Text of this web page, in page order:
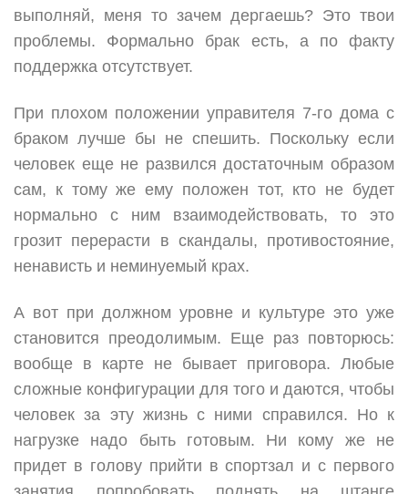
выполняй, меня то зачем дергаешь? Это твои
проблемы. Формально брак есть, а по факту
поддержка отсутствует.
При плохом положении управителя 7-го дома с
браком лучше бы не спешить. Поскольку если
человек еще не развился достаточным образом
сам, к тому же ему положен тот, кто не будет
нормально с ним взаимодействовать, то это
грозит перерасти в скандалы, противостояние,
ненависть и неминуемый крах.
А вот при должном уровне и культуре это уже
становится преодолимым. Еще раз повторюсь:
вообще в карте не бывает приговора. Любые
сложные конфигурации для того и даются, чтобы
человек за эту жизнь с ними справился. Но к
нагрузке надо быть готовым. Ни кому же не
придет в голову прийти в спортзал и с первого